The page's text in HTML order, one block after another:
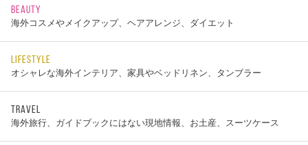
BEAUTY
海外コスメやメイクアップ、ヘアアレンジ、ダイエット
LIFESTYLE
オシャレな海外インテリア、家具やベッドリネン、タンブラー
TRAVEL
海外旅行、ガイドブックにはない現地情報、お土産、スーツケース